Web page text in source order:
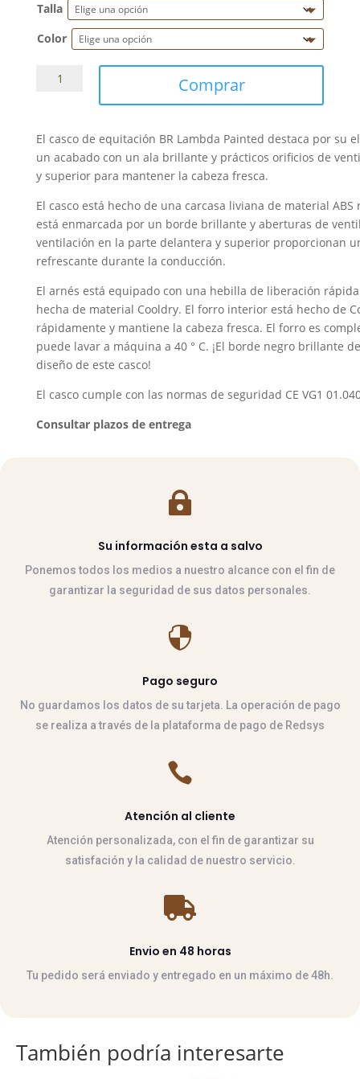
Talla
Color
Casco
cantidad
Comprar
El casco de equitación BR Lambda Painted destaca por su
un acabado con un ala brillante y prácticos orificios de
y superior para mantener la cabeza fresca.
El casco está hecho de una carcasa liviana de material
está enmarcada por un borde brillante y aberturas de
ventilación en la parte delantera y superior proporcionan
refrescante durante la conducción.
El arnés está equipado con una hebilla de liberación
hecha de material Cooldry. El forro interior está hecho de
rápidamente y mantiene la cabeza fresca. El forro es
puede lavar a máquina a 40 ° C. ¡El borde negro brillante
diseño de este casco!
El casco cumple con las normas de seguridad CE VG1
Consultar plazos de entrega

Su información esta a salvo
Ponemos todos los medios a nuestro alcance con el fin de
garantizar la seguridad de sus datos personales.

Pago seguro
No guardamos los datos de su tarjeta. La operación de pago
se realiza a través de la plataforma de pago de Redsys

Atención al cliente
Atención personalizada, con el fin de garantizar su
satisfación y la calidad de nuestro servicio.

Envio en 48 horas
Tu pedido será enviado y entregado en un máximo de 48h.
También podría interesarte